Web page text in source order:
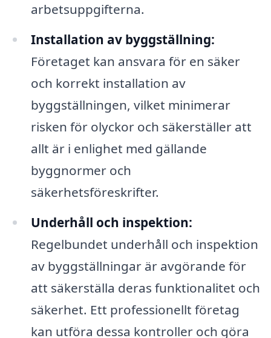
arbetsuppgifterna.
Installation av byggställning:
Företaget kan ansvara för en säker
och korrekt installation av
byggställningen, vilket minimerar
risken för olyckor och säkerställer att
allt är i enlighet med gällande
byggnormer och
säkerhetsföreskrifter.
Underhåll och inspektion:
Regelbundet underhåll och inspektion
av byggställningar är avgörande för
att säkerställa deras funktionalitet och
säkerhet. Ett professionellt företag
kan utföra dessa kontroller och göra